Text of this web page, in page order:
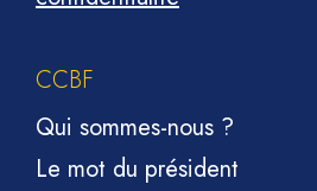
CCBF
Qui sommes-nous ?
Le mot du président